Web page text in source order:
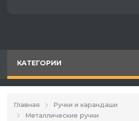
КАТЕГОРИИ
Главная
Ручки и карандаши
Металлические ручки